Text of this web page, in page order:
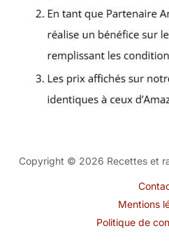
Copyright © 2026 Recettes et
Mentions
Politique de